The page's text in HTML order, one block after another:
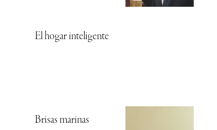
El hogar inteligente
Brisas marinas